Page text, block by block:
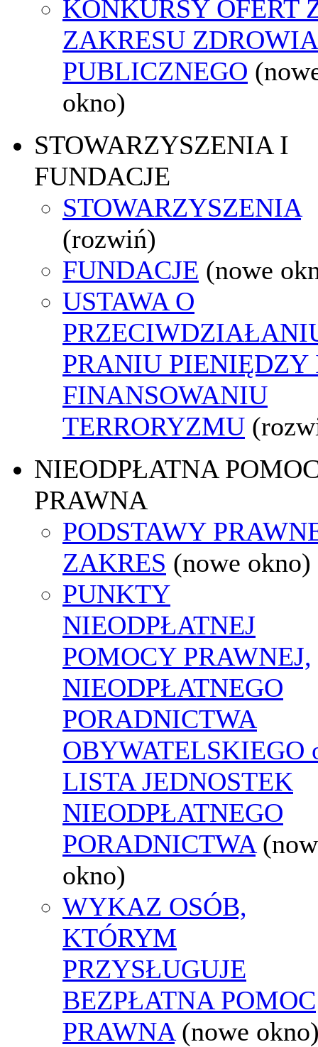
KONKURSY OFERT
ZAKRESU ZDROWIA
PUBLICZNEGO
okno)
STOWARZYSZENIA I
FUNDACJE
STOWARZYSZENIA
(rozwiń)
FUNDACJE (nowe
USTAWA O
PRANIU PIENIĘDZY
FINANSOWANIU
TERRORYZMU
NIEODPŁATNA
PRAWNA
PODSTAWY
ZAKRES (nowe okno)
PUNKTY
NIEODPŁATNEJ
POMOCY PRAWNEJ,
NIEODPŁATNEGO
PORADNICTWA
OBYWATELSKIEGO
LISTA JEDNOSTEK
NIEODPŁATNEGO
PORADNICTWA
okno)
WYKAZ OSÓB,
KTÓRYM
PRZYSŁUGUJE
BEZPŁATNA POMOC
PRAWNA (nowe